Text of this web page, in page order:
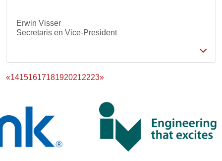
Erwin Visser
Secretaris en Vice-President
«14151617181920212223»